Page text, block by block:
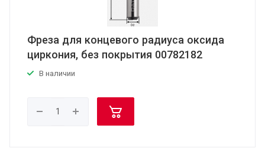
Фреза для концевого радиуса оксида
циркония, без покрытия 00782182
В наличии